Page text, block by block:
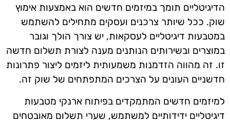
הדיגיטליים תומך במיזמים חדשים הוא באמצעות אימוץ
שוק. ככל שיותר צרכנים ועסקים מתחילים להשתמש
במטבעות דיגיטליים לעסקאות, יש צורך הולך וגובר
במוצרים ובשירותים הנותנים מענה לצורת תשלום חדשה
זו. זה מהווה הזדמנות משמעותית ליזמים ליצור פתרונות
חדשניים העונים על הצרכים המתפתחים של שוק זה.
למיזמים חדשים המתמקדים בפיתוח ארנקי מטבעות
דיגיטליים ידידותיים למשתמש, שערי תשלום מאובטחים